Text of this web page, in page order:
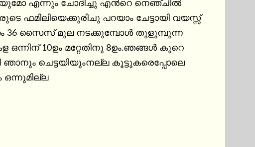
എന്നും ചോദിച്ചു എൻറെ നെഞ്ചിൽ
ഫമിലിയെക്കുരിചു പറയാം ചേട്ടായി വയസ്സ്
36 സൈസ് മുല നടക്കുമ്പോൾ തുളുമ്പുന്ന
10ഉം മറ്റേതിനു 8ഉം.ഞങ്ങൾ കുറെ
ഞാനും ചെട്ടയിയുംനല്ല കൂട്ടുകരെപ്പോലെ